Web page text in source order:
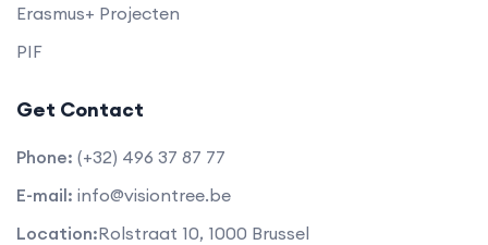
Erasmus+ Projecten
PIF
Get Contact
Phone: (+32) 496 37 87 77
E-mail: info@visiontree.be
Location:Rolstraat 10, 1000 Brussel